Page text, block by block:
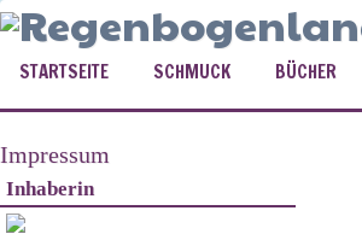
STARTSEITE SCHMUCK BÜCHER
Impressum
Inhaberin